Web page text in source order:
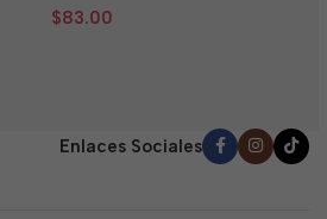
0
$83.00
Enlaces Sociales